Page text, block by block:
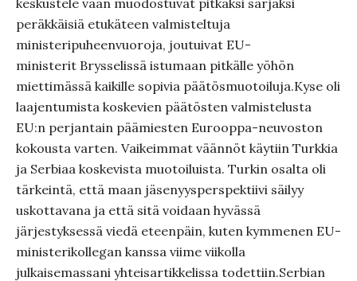
keskustele vaan muodostuvat pitkäksi sarjaksi
peräkkäisiä etukäteen valmisteltuja
ministeripuheenvuoroja, joutuivat EU-
ministerit Brysselissä istumaan pitkälle yöhön
miettimässä kaikille sopivia päätösmuotoiluja.Kyse oli
laajentumista koskevien päätösten valmistelusta
EU:n perjantain päämiesten Eurooppa-neuvoston
kokousta varten. Vaikeimmat väännöt käytiin Turkkia
ja Serbiaa koskevista muotoiluista. Turkin osalta oli
tärkeintä, että maan jäsenyysperspektiivi säilyy
uskottavana ja että sitä voidaan hyvässä
järjestyksessä viedä eteenpäin, kuten kymmenen EU-
ministerikollegan kanssa viime viikolla
julkaisemassani yhteisartikkelissa todettiin.Serbian